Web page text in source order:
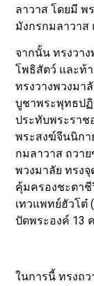
ลาวาส โดยมี พ
มังกรกมลาวาส
จากนั้น ทรงวา
โพธิสัตว์ และท้
ทรงวางพวงมา
บูชาพระพุทธป
ประทับพระราช
พระสงฆ์จีนนิกา
กมลาวาส ถวาย
พวงมาลัย ทรง
คุ้มครองชะตาชี
เทวแพทย์ฮัวโต๋
ปัดพระองค์ 13
ในการนี้ ทรงถ